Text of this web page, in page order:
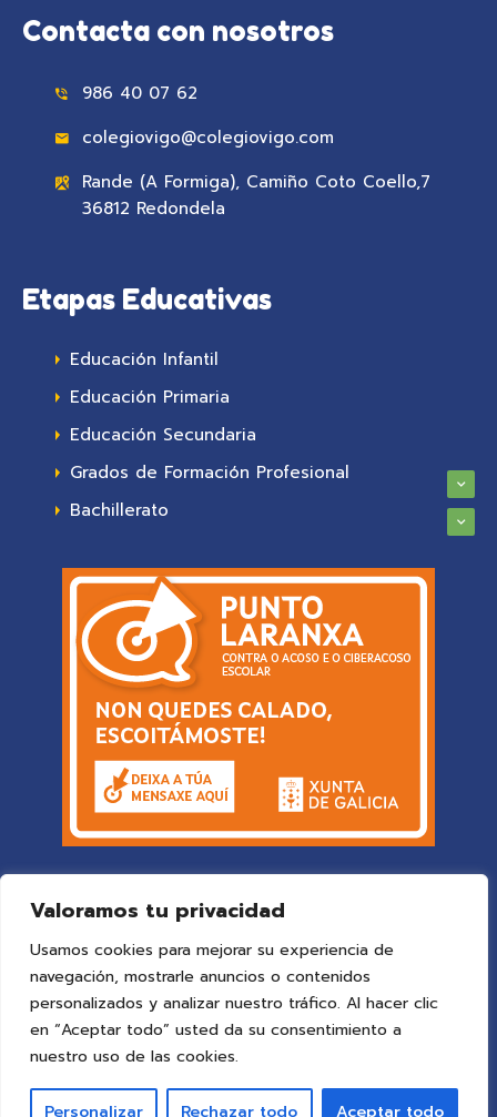
Valoramos tu privacidad
Usamos cookies para mejorar su experiencia de
navegación, mostrarle anuncios o contenidos
personalizados y analizar nuestro tráfico. Al hacer clic
en “Aceptar todo” usted da su consentimiento a
nuestro uso de las cookies.
Personalizar Rechazar todo Aceptar todo
Contacta con nosotros
986 40 07 62
colegiovigo@colegiovigo.com
Rande (A Formiga), Camiño Coto Coello,7
36812 Redondela
Etapas Educativas
Educación Infantil
Educación Primaria
Educación Secundaria
Grados de Formación Profesional
Bachillerato
© 2025 Colegio Vigoby ideaspropias publicidad&web
Todos los derechos reservados.